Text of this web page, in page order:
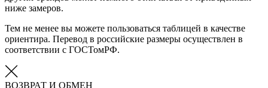
ниже замеров.
Тем не менее вы можете пользоваться таблицей в качестве
ориентира. Перевод в российские размеры осуществлен в
соответствии с ГОСТомРФ.
ВОЗВРАТ И ОБМЕН